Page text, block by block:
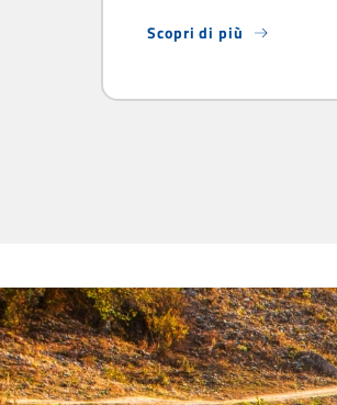
Scopri di più